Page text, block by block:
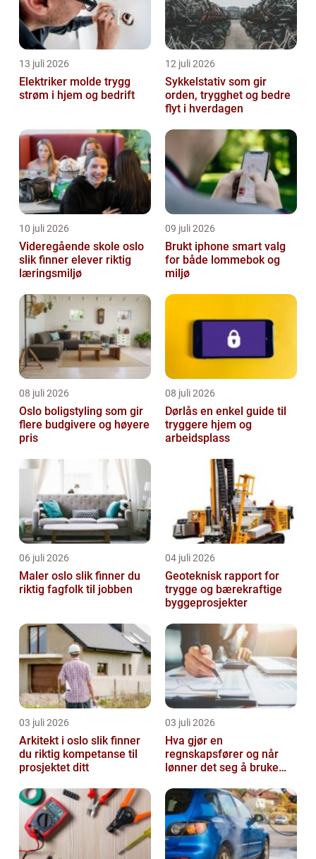
13 juli 2026
Elektriker molde trygg
strøm i hjem og bedrift
12 juli 2026
Sykkelstativ som gir
orden, trygghet og bedre
flyt i hverdagen
10 juli 2026
Videregående skole oslo
slik finner elever riktig
læringsmiljø
09 juli 2026
Brukt iphone smart valg
for både lommebok og
miljø
08 juli 2026
Oslo boligstyling som gir
flere budgivere og høyere
pris
08 juli 2026
Dørlås en enkel guide til
tryggere hjem og
arbeidsplass
06 juli 2026
Maler oslo slik finner du
riktig fagfolk til jobben
04 juli 2026
Geoteknisk rapport for
trygge og bærekraftige
byggeprosjekter
03 juli 2026
Arkitekt i oslo slik finner
du riktig kompetanse til
prosjektet ditt
03 juli 2026
Hva gjør en
regnskapsfører og når
lønner det seg å bruke